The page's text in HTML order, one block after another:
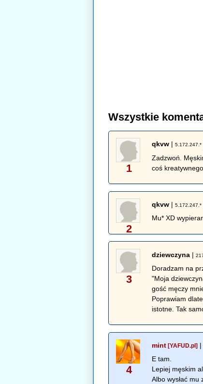
Wszystkie
1
qkvw |5.172.247.*
Zadzwoń.
coś
2
qkvw |5.172.247.*
Mu* XD
3
dziewczyna |
Doradzam na
"Moja
gość męczy
Poprawiam
istotne. Tak
4
mint [YAFUD.pl]
E tam.
Lepiej męskim
Albo wysłać mu